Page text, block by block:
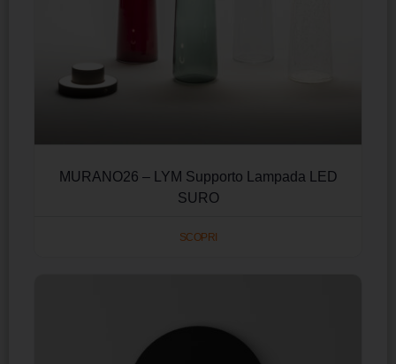
MURANO26 – LYM Supporto Lampada LED
SURO
SCOPRI